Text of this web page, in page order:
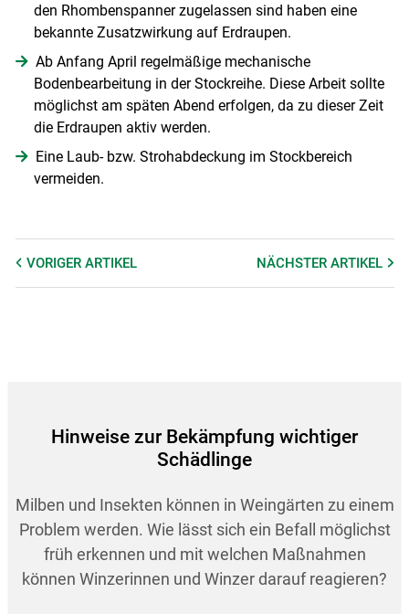
den Rhombenspanner zugelassen sind haben eine
bekannte Zusatzwirkung auf Erdraupen.
Ab Anfang April regelmäßige mechanische
Bodenbearbeitung in der Stockreihe. Diese Arbeit sollte
möglichst am späten Abend erfolgen, da zu dieser Zeit
die Erdraupen aktiv werden.
Eine Laub- bzw. Strohabdeckung im Stockbereich
vermeiden.
VORIGER ARTIKEL NÄCHSTERARTIKEL
Hinweise zur Bekämpfung wichtiger
Schädlinge
Milben und Insekten können in Weingärten zu einem
Problem werden. Wie lässt sich ein Befall möglichst
früh erkennen und mit welchen Maßnahmen
können Winzerinnen und Winzer darauf reagieren?